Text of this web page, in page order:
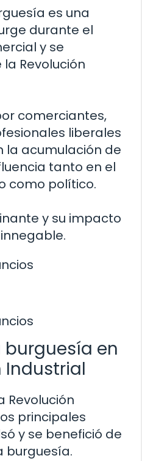
es una
durante el
y se
Revolución
comerciantes,
liberales
la acumulación de
tanto en el
como político.
y su impacto
burguesía en
Industrial
Revolución
principales
y se benefició de
burguesía.